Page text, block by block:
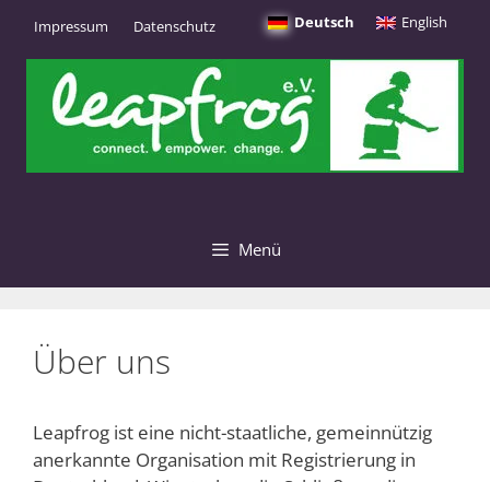
Inhalt
springen
Impressum Datenschutz Deutsch English
Menü
Über uns
Leapfrog ist eine nicht-staatliche, gemeinnützig
anerkannte Organisation mit Registrierung in